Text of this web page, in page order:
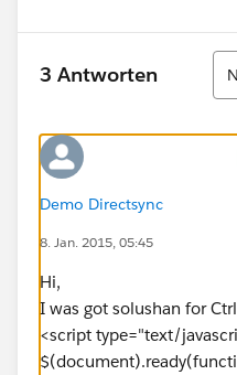
3 Antworten
Demo Directsync
8. Jan. 2015, 05:45
Hi,
I was got solushan for
<script type="text/